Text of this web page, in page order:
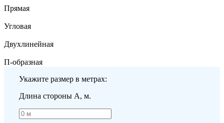
Прямая
Угловая
Двухлинейная
П-образная
Укажите размер в метрах:
Длина стороны A, м.